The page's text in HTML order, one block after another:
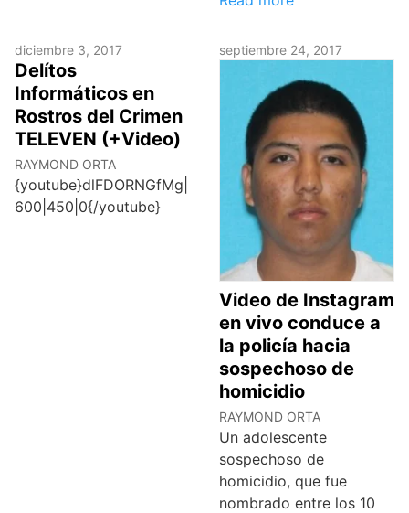
diciembre 3, 2017
Delítos
Informáticos en
Rostros del Crimen
TELEVEN (+Video)
RAYMOND ORTA
{youtube}dlFDORNGfMg|
600|450|0{/youtube}
septiembre 24, 2017
Video de Instagram
en vivo conduce a
la policía hacia
sospechoso de
homicidio
RAYMOND ORTA
Un adolescente
sospechoso de
homicidio, que fue
nombrado entre los 10